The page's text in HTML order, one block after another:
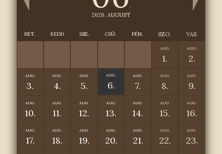
.
2026. AUGUST
HÉT. KEDD SZE. CSÜ. PÉN. SZO. VAS.
AUG.
1.
AUG.
2.
AUG.
3.
AUG.
4.
AUG.
5.
AUG.
6.
AUG.
7.
AUG.
8.
AUG.
9.
AUG.
10.
AUG.
11.
AUG.
12.
AUG.
13.
AUG.
14.
AUG.
15.
AUG.
16.
AUG.
17.
AUG.
18.
AUG.
19.
AUG.
20.
AUG.
21.
AUG.
22.
AUG.
23.